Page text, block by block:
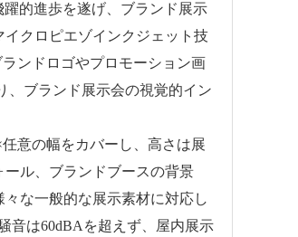
的進歩を遂げ、ブランド展示
クロピエゾインクジェット技
ンドロゴやプロモーション画
、ブランド展示会の視覚的イン
の幅をカバーし、高さは展
ル、ブランドブースの背景
な一般的な展示素材に対応し
音は60dBAを超えず、屋内展示